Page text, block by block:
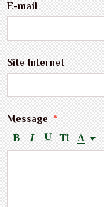
E-mail
Site Internet
Message